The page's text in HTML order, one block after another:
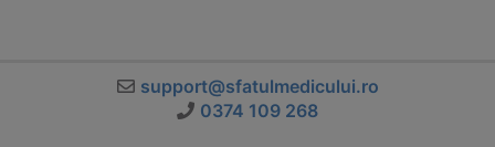
support@sfatulmedicului.ro
0374 109 268